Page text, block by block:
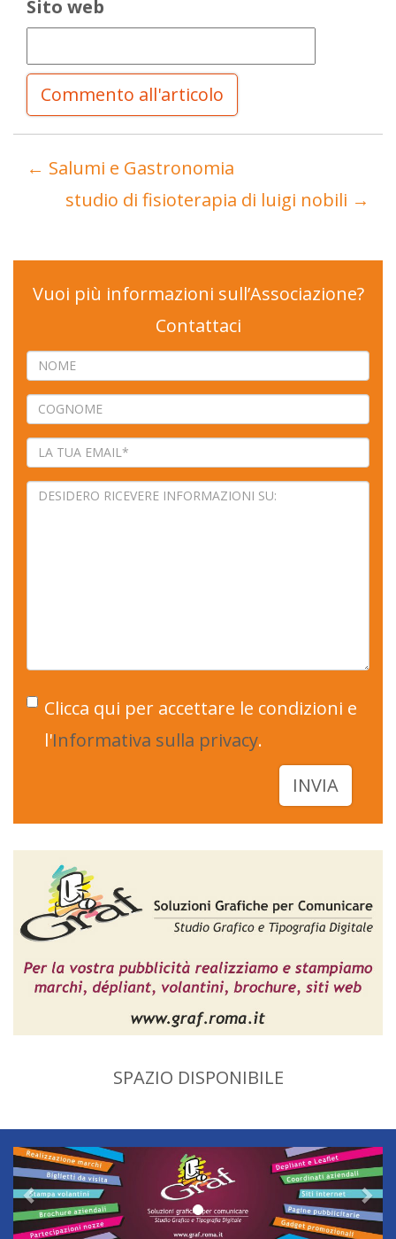
Sito web
← Salumi e Gastronomia
studio di fisioterapia di luigi nobili →
Vuoi più informazioni sull’Associazione?
Contattaci
Clicca qui per accettare le condizioni e
l'Informativa sulla privacy.
SPAZIO DISPONIBILE
Previous